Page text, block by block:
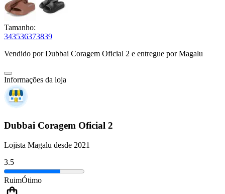
Tamanho:
343536373839
Vendido porDubbai Coragem Oficial 2 e entregue por Magalu
Informações da loja
Dubbai Coragem Oficial 2
Lojista Magalu desde 2021
3.5
RuimÓtimo